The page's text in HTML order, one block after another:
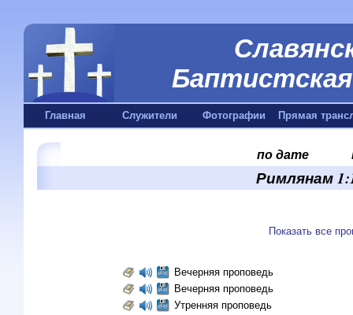
Главная Служители Фотографии Прямая
по дате
Римлянам
Показать все
Вечерняя проповедь
Вечерняя проповедь
Утренняя проповедь